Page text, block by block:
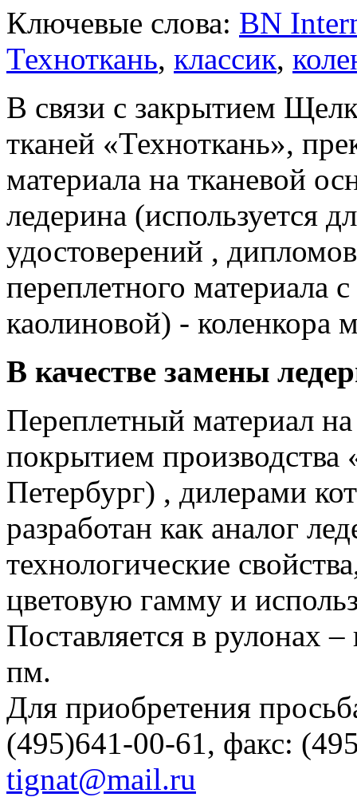
Ключевые слова: BN
Техноткань, классик,
В связи с закрытием
тканей «Техноткань»,
материала на тканевой
ледерина (используется
удостоверений ,
переплетного материала
каолиновой) - коленкора
В качестве замены
Переплетный материал
покрытием производства
Петербург) , дилерами
разработан как аналог
технологические
цветовую гамму и
Поставляется в рулонах
пм.
Для приобретения
(495)641-00-61, факс:
tignat@mail.ru